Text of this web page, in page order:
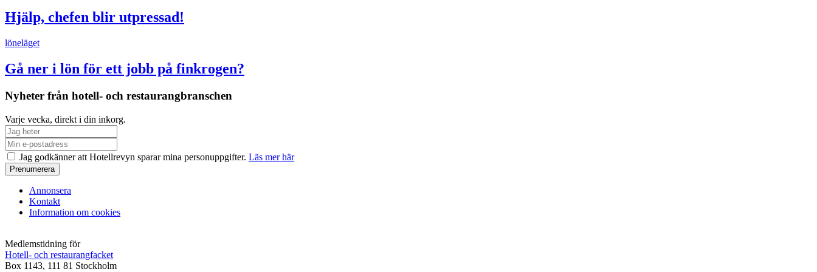
Hjälp, chefen blir utpressad!
löneläget
Gå ner i lön för ett jobb på finkrogen?
Nyheter från hotell- och restaurangbranschen
Varje vecka, direkt i din inkorg.
Jag godkänner att Hotellrevyn sparar mina personuppgifter. Läs mer här
Annonsera
Kontakt
Information om cookies
Medlemstidning för
Hotell- och restaurangfacket
Box 1143, 111 81 Stockholm